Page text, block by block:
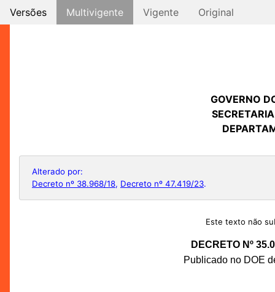
Versões Multivigente Vigente Original
GOVERNO
Alterado por:
Decreto nº 38.968/18, Decreto nº 47.419/23.
Este texto não
DECRETO Nº
Publicado no DOE